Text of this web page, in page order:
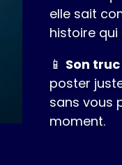
elle sait
histoire
📱 Son truc
poster
sans vous
moment.